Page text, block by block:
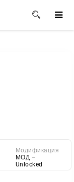
Модификация
МОД –
Unlocked